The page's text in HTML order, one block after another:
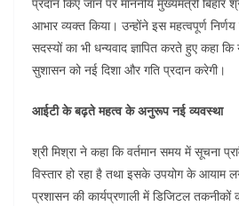
आभार व्यक्त किया। उन्होंने इस महत्वपूर्ण
सदस्यों का भी धन्यवाद ज्ञापित करते हुए कहा
सुशासन को नई दिशा और गति प्रदान करेगी।
आईटी के बढ़ते महत्व के अनुरूप नई व्यवस्था
श्री मिश्रा ने कहा कि वर्तमान समय में सूचना
विस्तार हो रहा है तथा इसके उपयोग के आयाम
प्रशासन की कार्यप्रणाली में डिजिटल तकनीकों